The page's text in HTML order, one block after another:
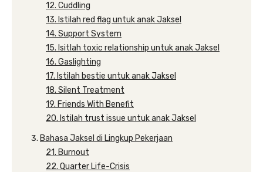
12. Cuddling
13. Istilah red flag untuk anak Jaksel
14. Support System
15. Isitlah toxic relationship untuk anak Jaksel
16. Gaslighting
17. Istilah bestie untuk anak Jaksel
18. Silent Treatment
19. Friends With Benefit
20. Istilah trust issue untuk anak Jaksel
Bahasa Jaksel di Lingkup Pekerjaan
21. Burnout
22. Quarter Life-Crisis